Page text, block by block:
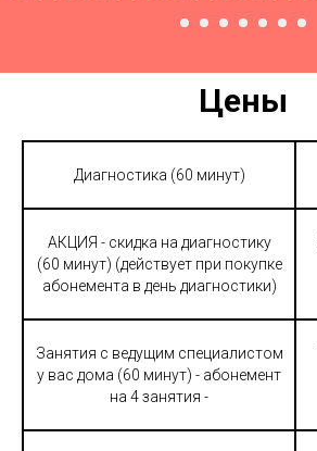
Цены
Диагностика (60 минут)
АКЦИЯ - скидка на диагностику
(60 минут) (действует при покупке
абонемента в день диагностики)
Занятия с ведущим специалистом
у вас дома (60 минут) - абонемент
на 4 занятия -